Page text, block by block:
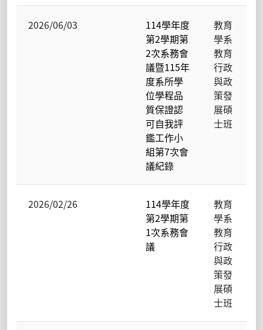
2026/06/03
114學年度
第2學期第
2次系務會
議暨115年
度系所學
位學程品
質保證認
可自我評
鑑工作小
組第7次會
議紀錄
教育
學系
教育
行政
與政
策發
展碩
士班
2026/02/26
114學年度
第2學期第
1次系務會
議
教育
學系
教育
行政
與政
策發
展碩
士班